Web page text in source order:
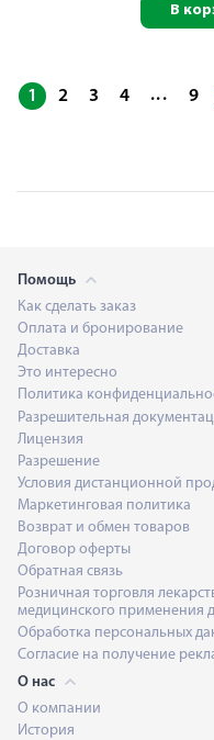
В
1 2 3 4 ... 9
Помощь
Как сделать заказ
Оплата и бронирование
Доставка
Это интересно
Политика
Разрешительная
Лицензия
Разрешение
Условия дистанционной
Маркетинговая политика
Возврат и обмен товаров
Договор оферты
Обратная связь
Розничная торговля
медицинского применения
Обработка персональных
Согласие на получение
О нас
О компании
История